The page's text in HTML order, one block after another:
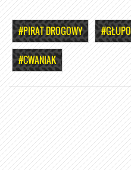
#PIRAT DROGOWY
#CWANIAK